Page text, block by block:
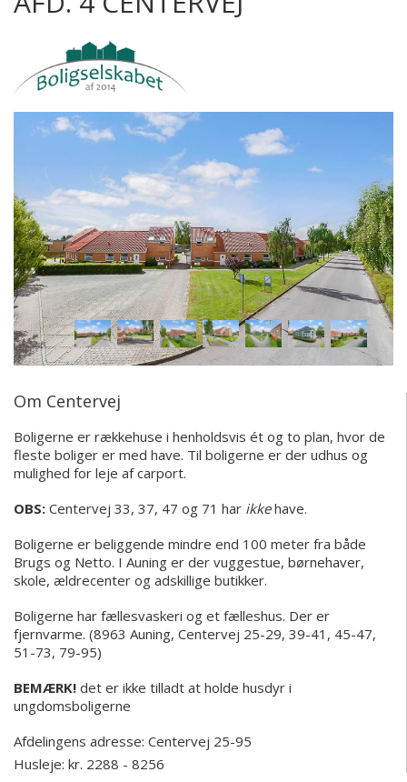
Om Centervej
Boligerne er rækkehuse i henholdsvis ét og to plan, hvor de
fleste boliger er med have. Til boligerne er der udhus og
mulighed for leje af carport.
OBS: Centervej 33, 37, 47 og 71 har ikkehave.
Boligerne er beliggende mindre end 100 meter fra både
Brugs og Netto. I Auning er der vuggestue, børnehaver,
skole, ældrecenter og adskillige butikker.
Boligerne har fællesvaskeri og et fælleshus. Der er
fjernvarme. (8963 Auning, Centervej 25-29, 39-41, 45-47,
51-73, 79-95)
BEMÆRK! det er ikke tilladt at holde husdyr i
ungdomsboligerne
Afdelingens adresse: Centervej 25-95
Husleje: kr. 2288 - 8256